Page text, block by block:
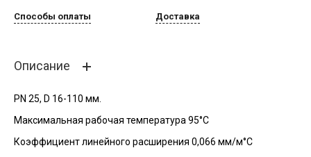
Способы оплаты Доставка
Описание
PN 25, D 16-110 мм.
Максимальная рабочая температура 95°С
Коэффициент линейного расширения 0,066 мм/м°С